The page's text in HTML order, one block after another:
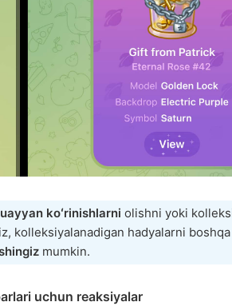
koʻrinishlarni olishni yoki
kolleksiyalanadigan hadyalarni
mumkin.
uchun reaksiyalar